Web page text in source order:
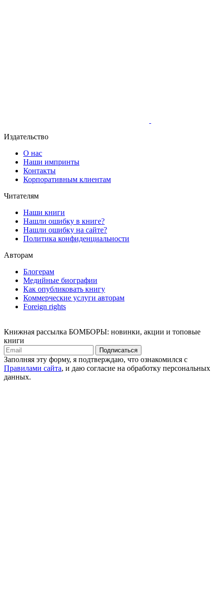
Издательство
О нас
Наши импринты
Контакты
Корпоративным клиентам
Читателям
Наши книги
Нашли ошибку в книге?
Нашли ошибку на сайте?
Политика конфиденциальности
Авторам
Блогерам
Медийные биографии
Как опубликовать книгу
Коммерческие услуги авторам
Foreign rights
Книжная рассылка БОМБОРЫ: новинки, акции и топовые
книги
Подписаться
Заполняя эту форму, я подтверждаю, что ознакомился с
Правилами сайта, и даю согласие на обработку персональных
данных.